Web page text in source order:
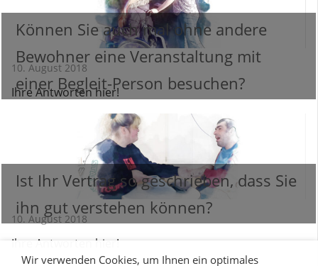
10. August 2018
Können Sie auch mal ohne andere
Bewohner eine Veranstaltung mit
einer Begleit-Person besuchen?
Ihre Antworten hier!
10. August 2018
Ist Ihr Vertrag so geschrieben, dass Sie
ihn gut verstehen können?
Ihre Antworten hier!
Wir verwenden Cookies, um Ihnen ein optimales